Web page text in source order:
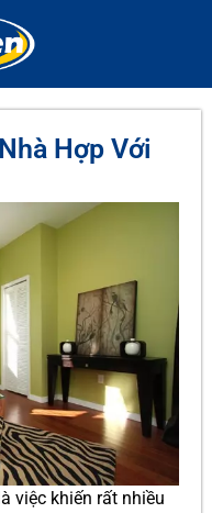
Hợp Với
là việc khiến rất nhiều